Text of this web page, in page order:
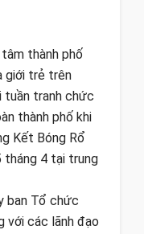
thành phố
giới trẻ trên
tuần tranh chức
thành phố khi
Kết Bóng Rổ
tháng 4 tại trung
ban Tổ chức
với các lãnh đạo